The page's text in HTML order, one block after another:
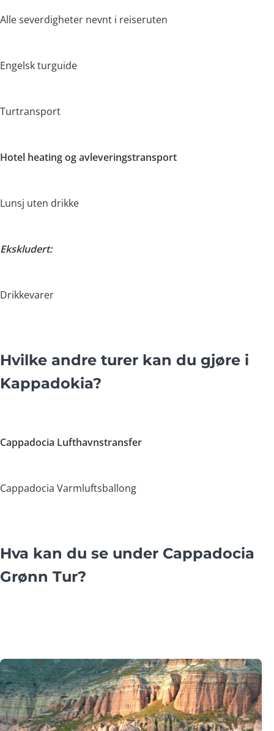
Alle severdigheter nevnt i reiseruten
Engelsk turguide
Turtransport
Hotel heating og avleveringstransport
Lunsj uten drikke
Ekskludert:
Drikkevarer
Hvilke andre turer kan du gjøre i
Kappadokia?
Cappadocia Lufthavnstransfer
Cappadocia Varmluftsballong
Hva kan du se under Cappadocia
Grønn Tur?